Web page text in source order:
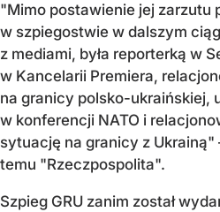
"Mimo postawienie jej zarzutu
w szpiegostwie w dalszym
z mediami, była reporterką w
w Kancelarii Premiera,
na granicy polsko-ukraińskiej,
w konferencji NATO i
sytuację na granicy z Ukrainą"
temu "Rzeczpospolita".
Szpieg GRU zanim został